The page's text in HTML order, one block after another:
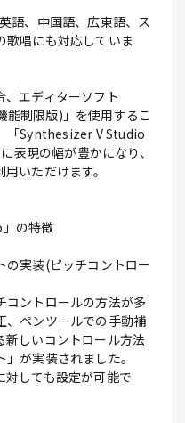
語、中国語、広東語、ス
歌唱にも対応していま
エディターソフト
制限版)」を使用するこ
「Synthesizer V Studio
表現の幅が豊かになり、
いただけます。
の特徴
の実装(ピッチコントロー
コントロールの方法が多
、ペンツールでの手動補
新しいコントロール方法
が実装されました。
対しても設定が可能で